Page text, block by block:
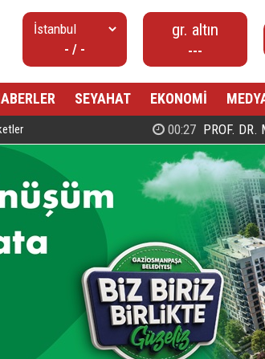
- / -
gr. altın
---
SEYAHAT EKONOMİ
00:27 PROF. DR. MAHMUD